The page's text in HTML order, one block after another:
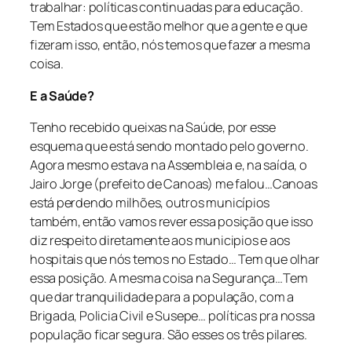
trabalhar: políticas continuadas para educação.
Tem Estados que estão melhor que a gente e que
fizeram isso, então, nós temos que fazer a mesma
coisa.
E a Saúde?
Tenho recebido queixas na Saúde, por esse
esquema que está sendo montado pelo governo.
Agora mesmo estava na Assembleia e, na saída, o
Jairo Jorge (prefeito de Canoas) me falou…Canoas
está perdendo milhões, outros municípios
também, então vamos rever essa posição que isso
diz respeito diretamente aos municipios e aos
hospitais que nós temos no Estado… Tem que olhar
essa posição. A mesma coisa na Segurança…Tem
que dar tranquilidade para a população, com a
Brigada, Policia Civil e Susepe… políticas pra nossa
população ficar segura. São esses os três pilares.